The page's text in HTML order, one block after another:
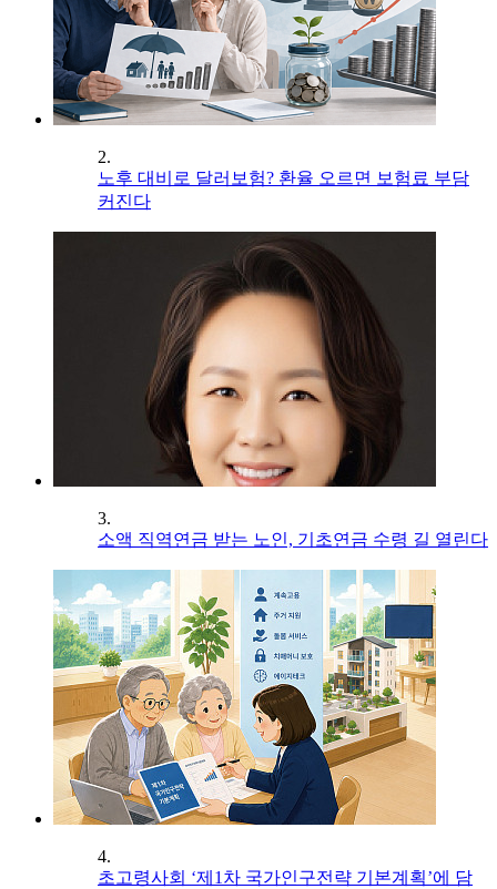
2.
노후 대비로 달러보험? 환율 오르면 보험료 부담
커진다
3.
소액 직역연금 받는 노인, 기초연금 수령 길 열린다
4.
초고령사회 ‘제1차 국가인구전략 기본계획’에 담